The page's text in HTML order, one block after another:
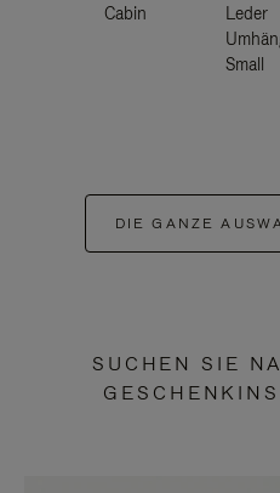
Cabin
Leder
Small
DIE GANZE
SUCHEN SIE